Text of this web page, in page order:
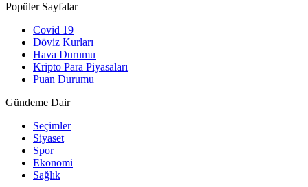
Popüler Sayfalar
Covid 19
Döviz Kurları
Hava Durumu
Kripto Para Piyasaları
Puan Durumu
Gündeme Dair
Seçimler
Siyaset
Spor
Ekonomi
Sağlık